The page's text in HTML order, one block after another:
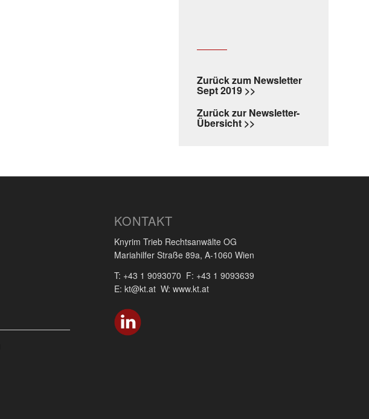
Zurück zum Newsletter
Sept 2019 >>
Zurück zur Newsletter-
Übersicht >>
KONTAKT
Knyrim Trieb Rechtsanwälte OG
Mariahilfer Straße 89a, A-1060 Wien
T: +43 1 9093070 F: +43 1 9093639
E: kt@kt.at W: www.kt.at